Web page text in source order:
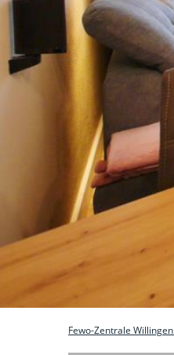
Fewo-Zentrale Willingen